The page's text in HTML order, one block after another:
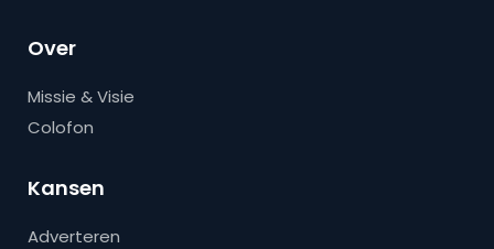
Over
Missie & Visie
Colofon
Kansen
Adverteren